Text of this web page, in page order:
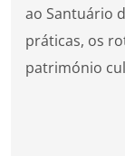
ao Santuário
práticas, os
património